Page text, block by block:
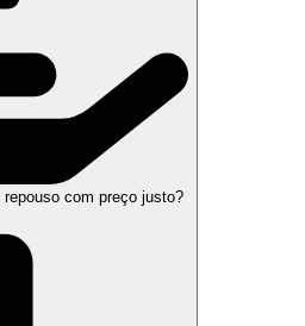
com preço justo?